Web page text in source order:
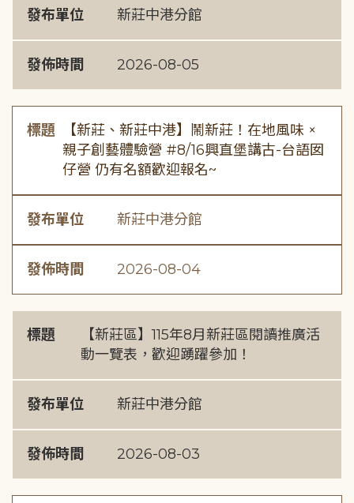
發布單位 新莊中港分館
發佈時間 2026-08-05
標題
【新莊、新莊中港】鬧新莊！在地風味 ×
親子創藝體驗營 #8/16興直堡講古-台語囡
仔營 仍有名額歡迎報名~
發布單位 新莊中港分館
發佈時間 2026-08-04
標題
【新莊區】115年8月新莊區閱讀推廣活
動一覽表，歡迎踴躍參加！
發布單位 新莊中港分館
發佈時間 2026-08-03